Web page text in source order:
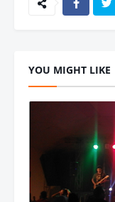
YOU MIGHT LIKE